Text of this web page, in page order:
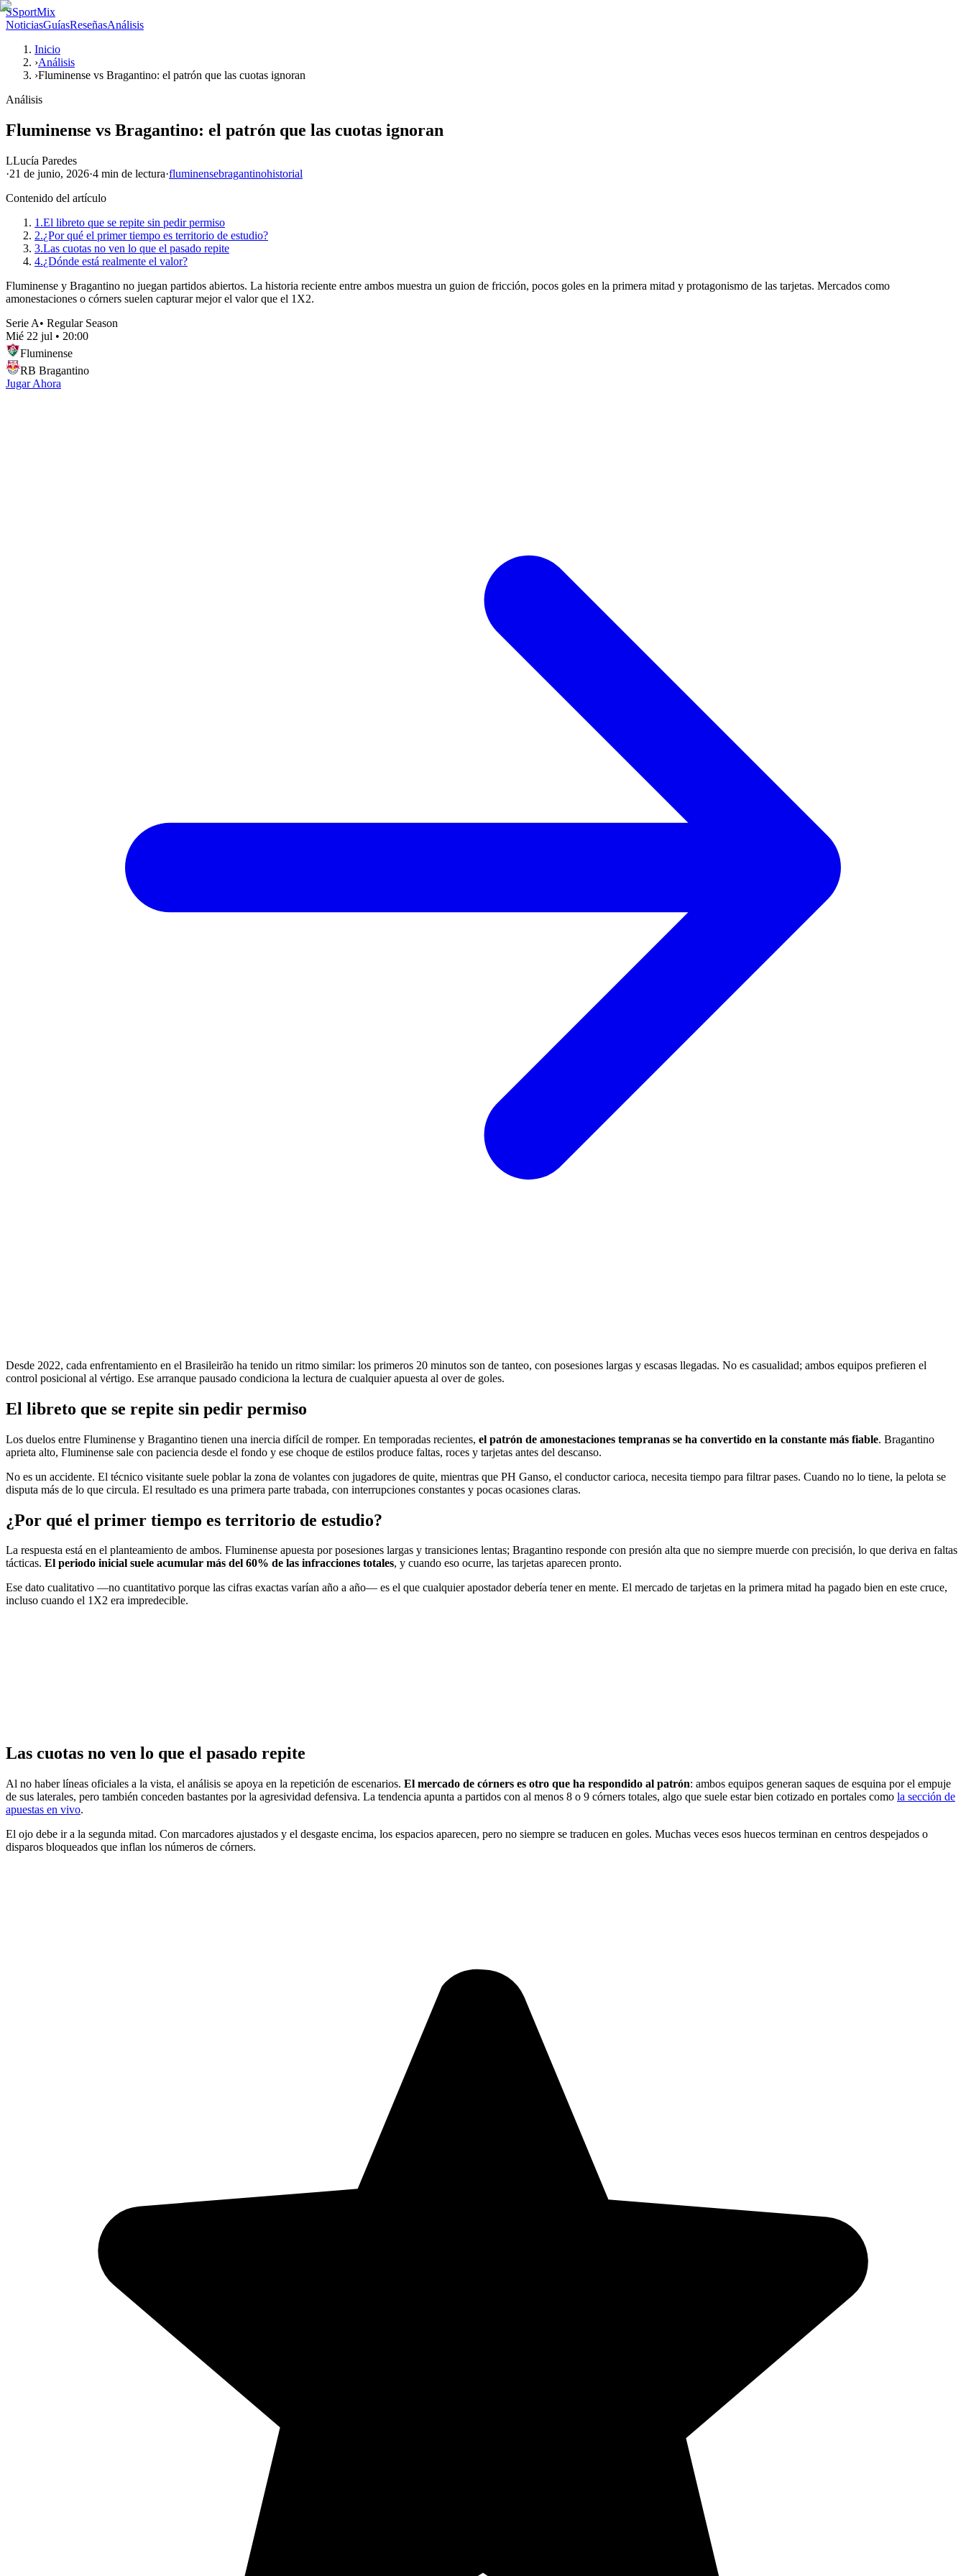
SSportMix
NoticiasGuíasReseñasAnálisis
Inicio
›Análisis
›Fluminense vs Bragantino: el patrón que las cuotas ignoran
Análisis
Fluminense vs Bragantino: el patrón que las cuotas ignoran
LLucía Paredes
·21 de junio, 2026·4 min de lectura·fluminensebragantinohistorial
Contenido del artículo
1.El libreto que se repite sin pedir permiso
2.¿Por qué el primer tiempo es territorio de estudio?
3.Las cuotas no ven lo que el pasado repite
4.¿Dónde está realmente el valor?
Fluminense y Bragantino no juegan partidos abiertos. La historia reciente entre ambos muestra un guion de fricción, pocos goles en la primera mitad y protagonismo de las tarjetas. Mercados como
amonestaciones o córners suelen capturar mejor el valor que el 1X2.
Serie A• Regular Season
Mié 22 jul • 20:00
Fluminense
RB Bragantino
Jugar Ahora
Desde 2022, cada enfrentamiento en el Brasileirão ha tenido un ritmo similar: los primeros 20 minutos son de tanteo, con posesiones largas y escasas llegadas. No es casualidad; ambos equipos prefieren el
control posicional al vértigo. Ese arranque pausado condiciona la lectura de cualquier apuesta al over de goles.
El libreto que se repite sin pedir permiso
Los duelos entre Fluminense y Bragantino tienen una inercia difícil de romper. En temporadas recientes, el patrón de amonestaciones tempranas se ha convertido en la constante más fiable. Bragantino
aprieta alto, Fluminense sale con paciencia desde el fondo y ese choque de estilos produce faltas, roces y tarjetas antes del descanso.
No es un accidente. El técnico visitante suele poblar la zona de volantes con jugadores de quite, mientras que PH Ganso, el conductor carioca, necesita tiempo para filtrar pases. Cuando no lo tiene, la pelota se
disputa más de lo que circula. El resultado es una primera parte trabada, con interrupciones constantes y pocas ocasiones claras.
¿Por qué el primer tiempo es territorio de estudio?
La respuesta está en el planteamiento de ambos. Fluminense apuesta por posesiones largas y transiciones lentas; Bragantino responde con presión alta que no siempre muerde con precisión, lo que deriva en faltas
tácticas. El periodo inicial suele acumular más del 60% de las infracciones totales, y cuando eso ocurre, las tarjetas aparecen pronto.
Ese dato cualitativo —no cuantitativo porque las cifras exactas varían año a año— es el que cualquier apostador debería tener en mente. El mercado de tarjetas en la primera mitad ha pagado bien en este cruce,
incluso cuando el 1X2 era impredecible.
Las cuotas no ven lo que el pasado repite
Al no haber líneas oficiales a la vista, el análisis se apoya en la repetición de escenarios. El mercado de córners es otro que ha respondido al patrón: ambos equipos generan saques de esquina por el empuje
de sus laterales, pero también conceden bastantes por la agresividad defensiva. La tendencia apunta a partidos con al menos 8 o 9 córners totales, algo que suele estar bien cotizado en portales como la sección de
apuestas en vivo.
El ojo debe ir a la segunda mitad. Con marcadores ajustados y el desgaste encima, los espacios aparecen, pero no siempre se traducen en goles. Muchas veces esos huecos terminan en centros despejados o
disparos bloqueados que inflan los números de córners.